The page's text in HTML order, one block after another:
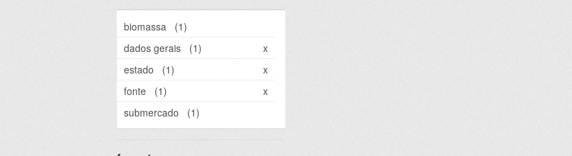
biomassa
(1)
dados gerais
(1)
x
estado
(1)
x
fonte
(1)
x
submercado
(1)